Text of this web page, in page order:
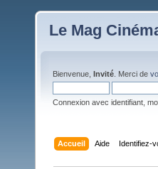
Le Mag
Bienvenue, Invité . Merci de
Connexion avec identifiant,
Accueil Aide Identifiez-